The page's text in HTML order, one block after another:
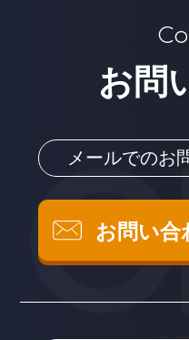
お問
メールでのお
お問い合